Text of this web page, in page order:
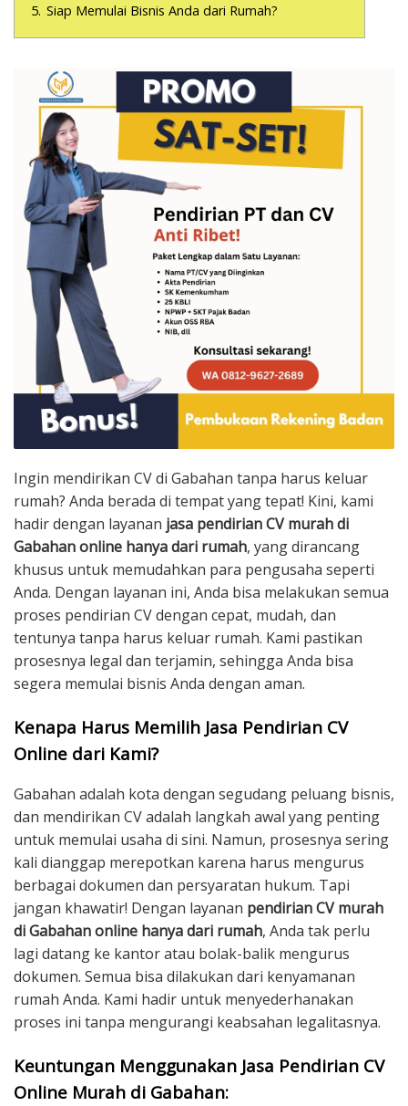
5. Siap Memulai Bisnis Anda dari Rumah?
Ingin mendirikan CV di Gabahan tanpa harus keluar
rumah? Anda berada di tempat yang tepat! Kini, kami
hadir dengan layanan jasa pendirian CV murah di
Gabahan online hanya dari rumah, yang dirancang
khusus untuk memudahkan para pengusaha seperti
Anda. Dengan layanan ini, Anda bisa melakukan semua
proses pendirian CV dengan cepat, mudah, dan
tentunya tanpa harus keluar rumah. Kami pastikan
prosesnya legal dan terjamin, sehingga Anda bisa
segera memulai bisnis Anda dengan aman.
Kenapa Harus Memilih Jasa Pendirian CV
Online dari Kami?
Gabahan adalah kota dengan segudang peluang bisnis,
dan mendirikan CV adalah langkah awal yang penting
untuk memulai usaha di sini. Namun, prosesnya sering
kali dianggap merepotkan karena harus mengurus
berbagai dokumen dan persyaratan hukum. Tapi
jangan khawatir! Dengan layanan pendirian CV murah
di Gabahan online hanya dari rumah, Anda tak perlu
lagi datang ke kantor atau bolak-balik mengurus
dokumen. Semua bisa dilakukan dari kenyamanan
rumah Anda. Kami hadir untuk menyederhanakan
proses ini tanpa mengurangi keabsahan legalitasnya.
Keuntungan Menggunakan Jasa Pendirian CV
Online Murah di Gabahan: